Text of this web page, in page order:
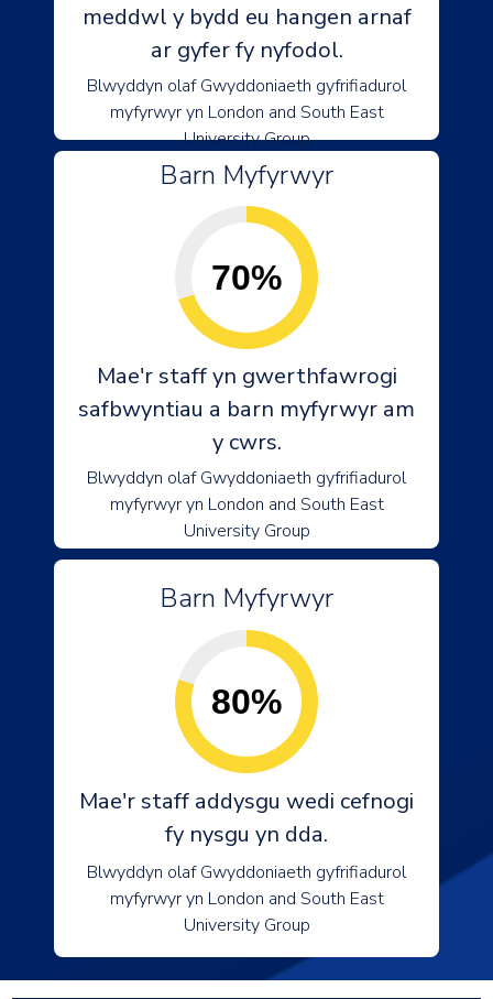
meddwl y bydd eu hangen arnaf
ar gyfer fy nyfodol.
Blwyddyn olaf Gwyddoniaeth gyfrifiadurol
myfyrwyr yn London and South East
University Group
Barn Myfyrwyr
70%
Mae'r staff yn gwerthfawrogi
safbwyntiau a barn myfyrwyr am
y cwrs.
Blwyddyn olaf Gwyddoniaeth gyfrifiadurol
myfyrwyr yn London and South East
University Group
Barn Myfyrwyr
80%
Mae'r staff addysgu wedi cefnogi
fy nysgu yn dda.
Blwyddyn olaf Gwyddoniaeth gyfrifiadurol
myfyrwyr yn London and South East
University Group